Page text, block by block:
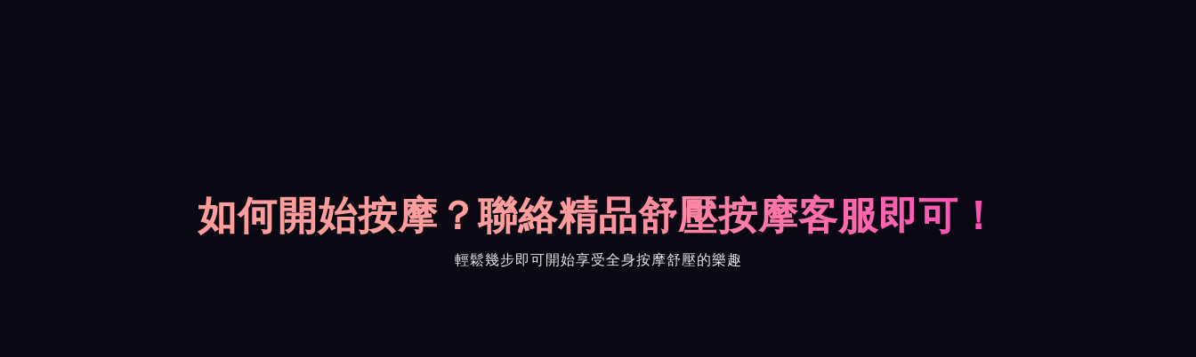
如何開始按摩？聯絡精品舒壓按摩客服即可！
輕鬆幾步即可開始享受全身按摩舒壓的樂趣